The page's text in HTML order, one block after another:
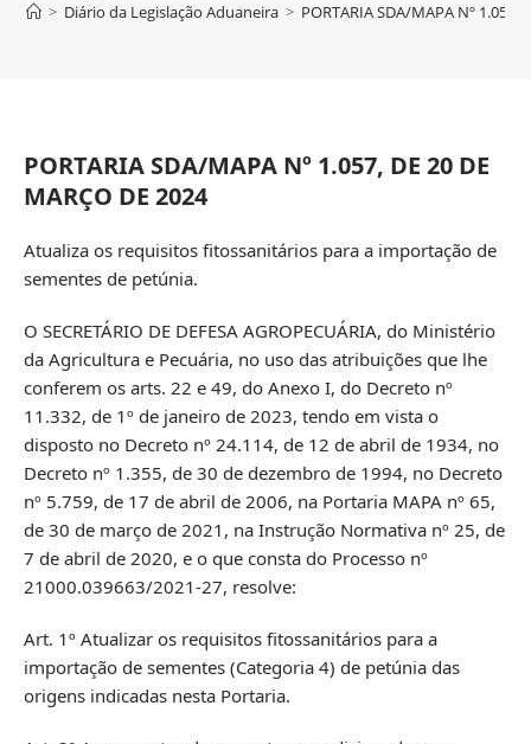
> Diário da Legislação Aduaneira > PORTARIA SDA/MAPA Nº 1.057,
PORTARIA SDA/MAPA Nº 1.057, DE 20 DE
MARÇO DE 2024
Atualiza os requisitos fitossanitários para a importação de
sementes de petúnia.
O SECRETÁRIO DE DEFESA AGROPECUÁRIA, do Ministério
da Agricultura e Pecuária, no uso das atribuições que lhe
conferem os arts. 22 e 49, do Anexo I, do Decreto nº
11.332, de 1º de janeiro de 2023, tendo em vista o
disposto no Decreto nº 24.114, de 12 de abril de 1934, no
Decreto nº 1.355, de 30 de dezembro de 1994, no Decreto
nº 5.759, de 17 de abril de 2006, na Portaria MAPA nº 65,
de 30 de março de 2021, na Instrução Normativa nº 25, de
7 de abril de 2020, e o que consta do Processo nº
21000.039663/2021-27, resolve:
Art. 1º Atualizar os requisitos fitossanitários para a
importação de sementes (Categoria 4) de petúnia das
origens indicadas nesta Portaria.